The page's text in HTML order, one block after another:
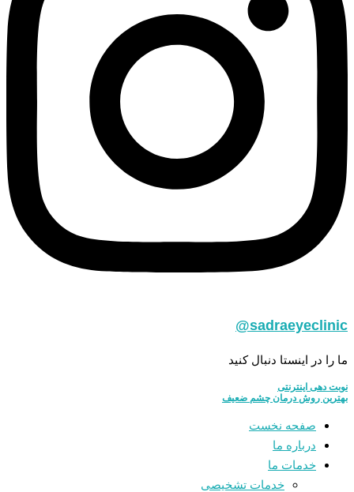
sadraeyeclinic@
ما را در اینستا دنبال کنید
نوبت دهی اینترنتی
بهترین روش درمان چشم ضعیف
صفحه نخست
درباره ما
خدمات ما
خدمات تشخیصی